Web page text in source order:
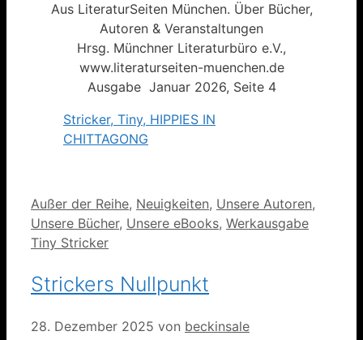
Aus LiteraturSeiten München. Über Bücher,
Autoren & Veranstaltungen
Hrsg. Münchner Literaturbüro e.V.,
www.literaturseiten-muenchen.de
Ausgabe Januar 2026, Seite 4
Stricker, Tiny, HIPPIES IN
CHITTAGONG
Kategorien
Außer der Reihe, Neuigkeiten, Unsere Autoren,
Unsere Bücher, Unsere eBooks, Werkausgabe
Tiny Stricker
Strickers Nullpunkt
28. Dezember 2025 von beckinsale